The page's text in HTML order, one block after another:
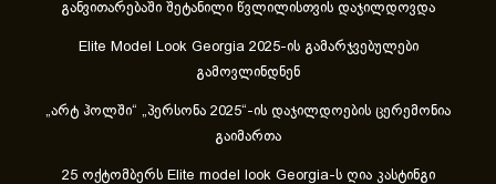
განვითარებაში შეტანილი წვლილისთვის დაჯილდოვდა
Elite Model Look Georgia 2025-ის გამარჯვებულები
გამოვლინდნენ
„არტ ჰოლში“ „პერსონა 2025“-ის დაჯილდოების ცერემონია
გაიმართა
25 ოქტომბერს Elite model look Georgia-ს ღია კასტინგი